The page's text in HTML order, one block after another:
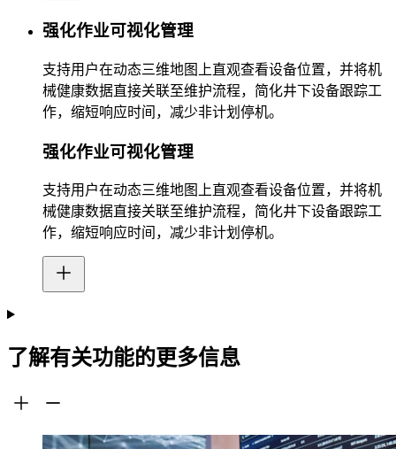
强化作业可视化管理
支持用户在动态三维地图上直观查看设备位置，并将机
械健康数据直接关联至维护流程，简化井下设备跟踪工
作，缩短响应时间，减少非计划停机。
强化作业可视化管理
支持用户在动态三维地图上直观查看设备位置，并将机
械健康数据直接关联至维护流程，简化井下设备跟踪工
作，缩短响应时间，减少非计划停机。
了解有关功能的更多信息